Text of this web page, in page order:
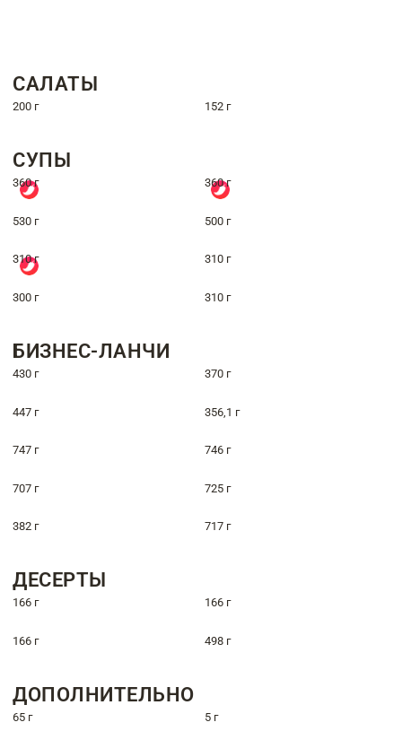
САЛАТЫ
200 г 152 г
СУПЫ
360 г 360 г
530 г 500 г
310 г 310 г
300 г 310 г
БИЗНЕС-ЛАНЧИ
430 г 370 г
447 г 356,1 г
747 г 746 г
707 г 725 г
382 г 717 г
ДЕСЕРТЫ
166 г 166 г
166 г 498 г
ДОПОЛНИТЕЛЬНО
65 г 5 г